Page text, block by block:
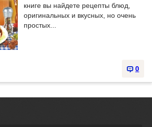
книге вы найдете рецепты блюд,
оригинальных и вкусных, но очень
простых...
0